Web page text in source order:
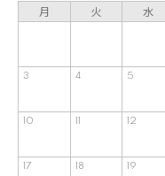
月 火 水
3 4 5
10 11 12
17 18 19